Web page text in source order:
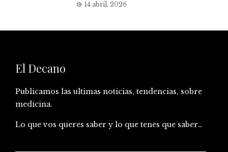
14 abril, 2026
El Decano
Publicamos las ultimas noticias, tendencias, sobre
medicina.
Lo que vos queres saber y lo que tenes que saber…